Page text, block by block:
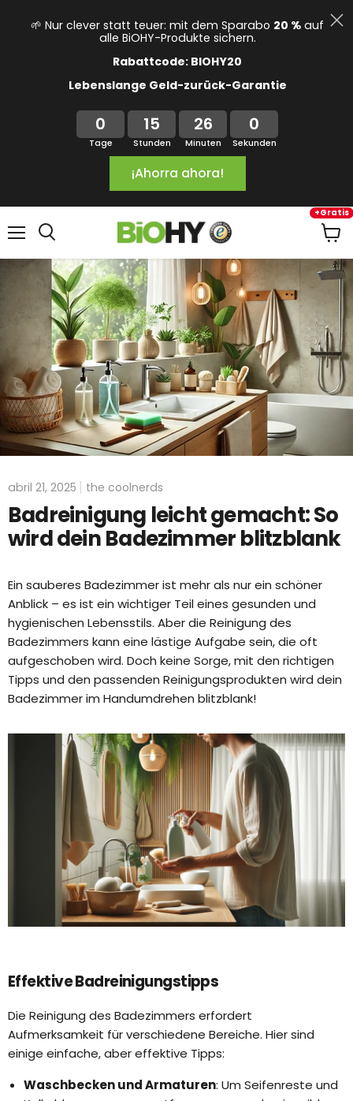
🌱 Nur clever statt teuer: mit dem Sparabo 20 % auf
alle BiOHY-Produkte sichern.
Rabattcode: BIOHY20
Lebenslange Geld-zurück-Garantie
0
Tage
15
Stunden
25
Minuten
59
Sekunden
¡Ahorra ahora!
+Gratis
abril 21, 2025 the coolnerds
Badreinigung leicht gemacht: So
wird dein Badezimmer blitzblank
Ein sauberes Badezimmer ist mehr als nur ein schöner
Anblick – es ist ein wichtiger Teil eines gesunden und
hygienischen Lebensstils. Aber die Reinigung des
Badezimmers kann eine lästige Aufgabe sein, die oft
aufgeschoben wird. Doch keine Sorge, mit den richtigen
Tipps und den passenden Reinigungsprodukten wird dein
Badezimmer im Handumdrehen blitzblank!
Effektive Badreinigungstipps
Die Reinigung des Badezimmers erfordert
Aufmerksamkeit für verschiedene Bereiche. Hier sind
einige einfache, aber effektive Tipps:
Waschbecken und Armaturen: Um Seifenreste und